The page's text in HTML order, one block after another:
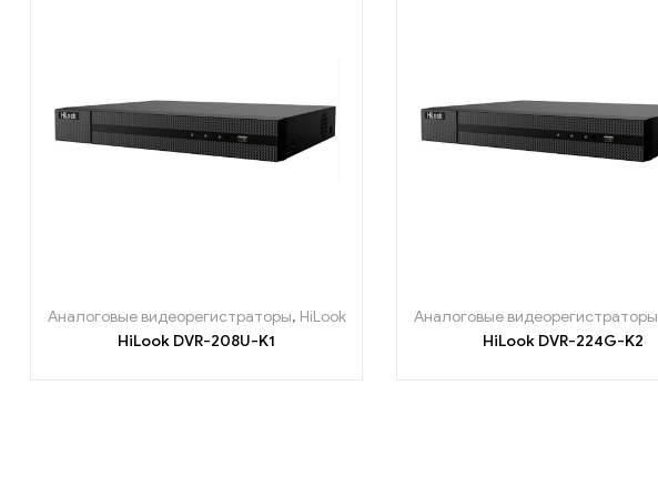
Аналоговые видеорегистраторы, HiLook
HiLook DVR-208U-K1
Аналоговые видеорегистраторы
HiLook DVR-224G-K2